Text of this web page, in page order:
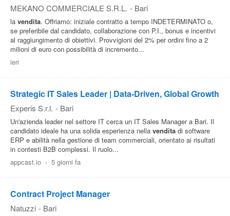
MEKANO COMMERCIALE S.R.L. - Bari
la vendita. Offriamo: iniziale contratto a tempo INDETERMINATO o,
se preferibile dal candidato, collaborazione con P.I., bonus e incentivi
al raggiungimento di obiettivi. Provvigioni del 2% per ordini fino a 2
milioni di euro con possibilità di incremento...
ieri
Strategic IT Sales Leader | Data-Driven, Global Growth
Experis S.r.l. - Bari
Un'azienda leader nel settore IT cerca un IT Sales Manager a Bari. Il
candidato ideale ha una solida esperienza nella vendita di software
ERP e abilità nella gestione di team commerciali, orientato ai risultati
in contesti B2B complessi. Il ruolo...
appcast.io - 5 giorni fa
Contract Project Manager
Natuzzi - Bari